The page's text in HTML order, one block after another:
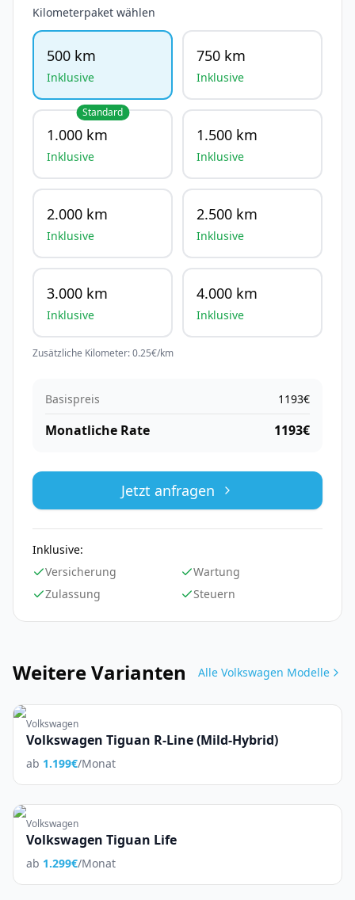
Kilometerpaket wählen
500 km
Inklusive
750 km
Inklusive
Standard
1.000 km
Inklusive
1.500 km
Inklusive
2.000 km
Inklusive
2.500 km
Inklusive
3.000 km
Inklusive
4.000 km
Inklusive
Zusätzliche Kilometer:0.25€/km
Basispreis 1193€
Monatliche Rate 1193€
Jetzt anfragen
Inklusive:
Versicherung
Wartung
Zulassung
Steuern
Weitere Varianten Alle Volkswagen Modelle
Volkswagen
Volkswagen Tiguan R-Line (Mild-Hybrid)
ab 1.199€/Monat
Volkswagen
Volkswagen Tiguan Life
ab 1.299€/Monat